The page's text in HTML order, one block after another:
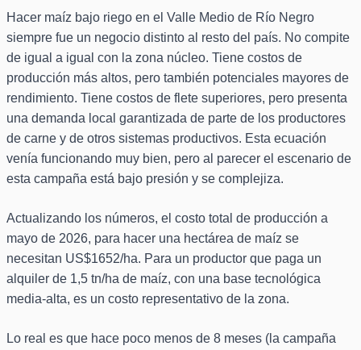
Hacer maíz bajo riego en el Valle Medio de Río Negro
siempre fue un negocio distinto al resto del país. No compite
de igual a igual con la zona núcleo. Tiene costos de
producción más altos, pero también potenciales mayores de
rendimiento. Tiene costos de flete superiores, pero presenta
una demanda local garantizada de parte de los productores
de carne y de otros sistemas productivos. Esta ecuación
venía funcionando muy bien, pero al parecer el escenario de
esta campaña está bajo presión y se complejiza.
Actualizando los números, el costo total de producción a
mayo de 2026, para hacer una hectárea de maíz se
necesitan US$1652/ha. Para un productor que paga un
alquiler de 1,5 tn/ha de maíz, con una base tecnológica
media-alta, es un costo representativo de la zona.
Lo real es que hace poco menos de 8 meses (la campaña